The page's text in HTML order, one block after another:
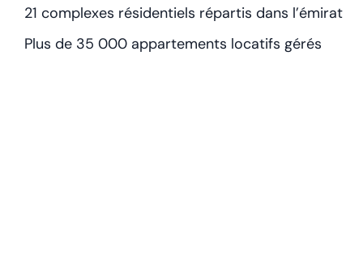
21 complexes résidentiels répartis dans l’émirat
Plus de 35 000 appartements locatifs gérés